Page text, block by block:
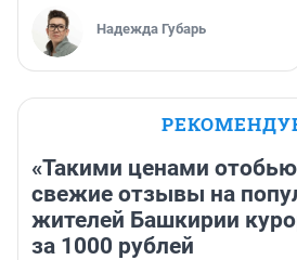
Надежда Губарь
«Такими ценами
свежие отзывы на
жителей Башкирии
за 1000 рублей